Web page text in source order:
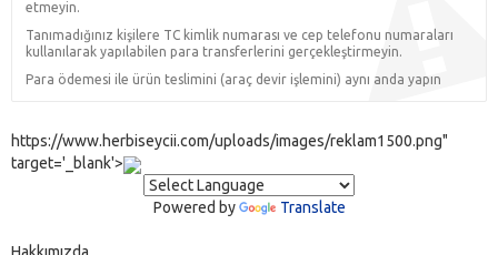
etmeyin.
Tanımadığınız kişilere TC kimlik numarası ve cep telefonu numaraları
kullanılarak yapılabilen para transferlerini gerçekleştirmeyin.
Para ödemesi ile ürün teslimini (araç devir işlemini) aynı anda yapın
https://www.herbiseycii.com/uploads/images/reklam1500.png"
target='_blank'>
Powered by Translate